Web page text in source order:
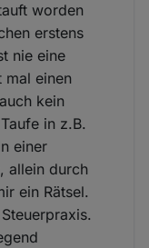
worden
erstens
nie eine
mal einen
kein
in z.B.
einer
allein durch
ein Rätsel.